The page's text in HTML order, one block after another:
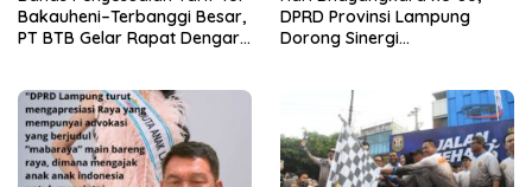
Bakauheni–Terbanggi Besar,
PT BTB Gelar Rapat Dengar
DPRD Provinsi Lampung
Dorong Sinergi